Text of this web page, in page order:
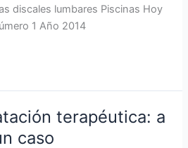
discales lumbares Piscinas Hoy
1 Año 2014
terapéutica: a
caso